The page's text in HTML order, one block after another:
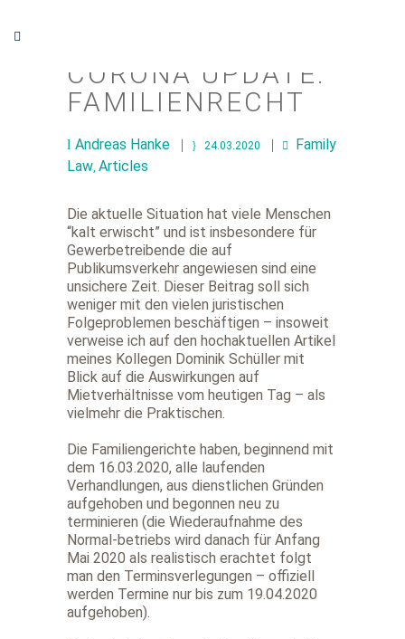
CORONA UPDATE:
FAMILIENRECHT
Andreas Hanke 24.03.2020
Family
Law, Articles
Die aktuelle Situation hat viele Menschen
“kalt erwischt” und ist insbesondere für
Gewerbetreibende die auf
Publikumsverkehr angewiesen sind eine
unsichere Zeit. Dieser Beitrag soll sich
weniger mit den vielen juristischen
Folgeproblemen beschäftigen – insoweit
verweise ich auf den hochaktuellen Artikel
meines Kollegen Dominik Schüller mit
Blick auf die Auswirkungen auf
Mietverhältnisse vom heutigen Tag – als
vielmehr die Praktischen.
Die Familiengerichte haben, beginnend mit
dem 16.03.2020, alle laufenden
Verhandlungen, aus dienstlichen Gründen
aufgehoben und begonnen neu zu
terminieren (die Wiederaufnahme des
Normal-betriebs wird danach für Anfang
Mai 2020 als realistisch erachtet folgt
man den Terminsverlegungen – offiziell
werden Termine nur bis zum 19.04.2020
aufgehoben).